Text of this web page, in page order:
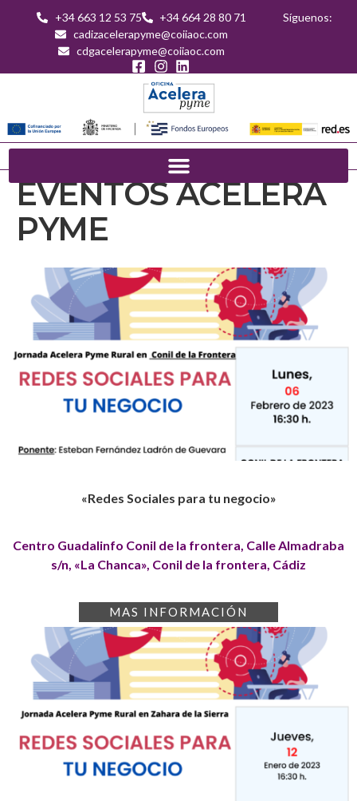
+34 663 12 53 75
+34 664 28 80 71
cadizacelerapyme@coiiaoc.com
cdgacelerapyme@coiiaoc.com
Síguenos:
EVENTOS ACELERA
PYME
«Redes Sociales para tu negocio»
Centro Guadalinfo Conil de la frontera, Calle Almadraba
s/n, «La Chanca», Conil de la frontera, Cádiz
MAS INFORMACIÓN